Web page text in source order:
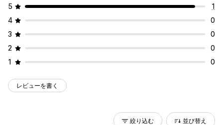
5
1
4
0
3
0
2
0
1
0
レビューを書く
絞り込む 並び替え